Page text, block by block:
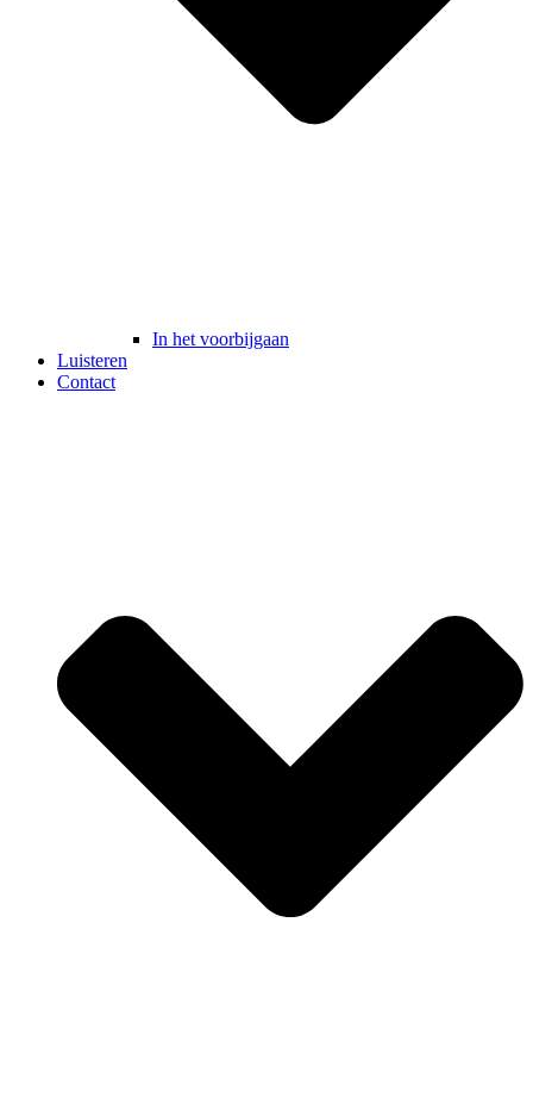
In het voorbijgaan
Luisteren
Contact